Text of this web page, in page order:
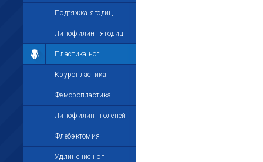
Подтяжка ягодиц
Липофилинг ягодиц
Пластика ног
Круропластика
Феморопластика
Липофилинг голеней
Флебэктомия
Удлинение ног